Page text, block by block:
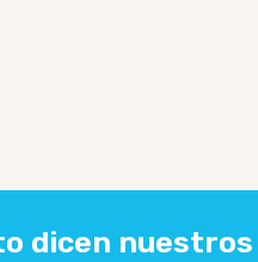
dicen nuestros